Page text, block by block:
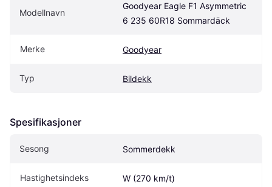
Modellnavn
Goodyear Eagle F1 Asymmetric
6 235 60R18 Sommardäck
Merke Goodyear
Typ Bildekk
Spesifikasjoner
Sesong Sommerdekk
Hastighetsindeks W (270 km/t)